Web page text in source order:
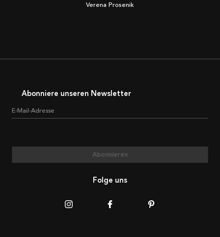
Verena Prosenik
Abonniere unseren Newsletter
E-Mail-Adresse
Abonnieren
Folge uns